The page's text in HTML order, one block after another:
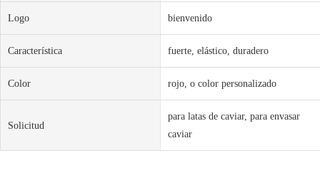
Logo bienvenido
Característica fuerte, elástico, duradero
Color rojo, o color personalizado
Solicitud
para latas de caviar, para envasar
caviar